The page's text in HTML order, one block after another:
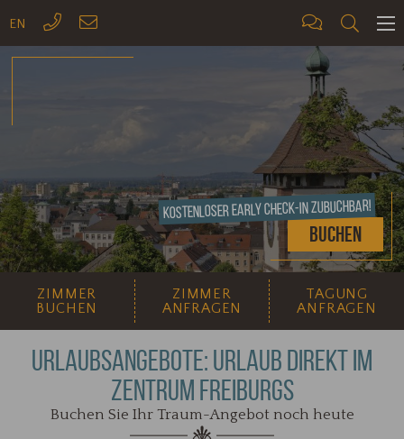
EN
Buchen
Kostenloser Early Check-In zubuchbar!
ZIMMER
BUCHEN
ZIMMER
ANFRAGEN
TAGUNG
ANFRAGEN
URLAUBSANGEBOTE: URLAUB DIREKT IM
ZENTRUM FREIBURGS
Buchen Sie Ihr Traum-Angebot noch heute